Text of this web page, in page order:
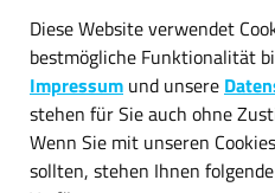
Diese Website verwendet
bestmögliche Funktionalität
Impressum und unsere
stehen für Sie auch ohne
Wenn Sie mit unseren
sollten, stehen Ihnen